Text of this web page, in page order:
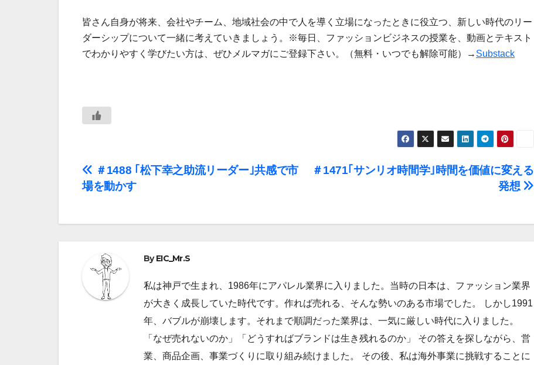
皆さん自身が将来、会社やチーム、地域社会の中で人を導く立場になったときに役立つ、新しい時代のリー
ダーシップについて一緒に考えていきましょう。※毎日、ファッションビジネスの授業を、動画とテキスト
でわかりやすく学びたい方は、ぜひメルマガにご登録下さい。（無料・いつでも解除可能）→ Substack
投
稿
ナ
ゲ
ー
＃1471｢サンリオ時間学｣時間を価値に変える
発想
＃1488 ｢松下幸之助流リーダー｣共感で市
場を動かす
ByEIC_Mr.S
私は神戸で生まれ、1986年にアパレル業界に入りました。当時の日本は、ファッション業界
が大きく成長していた時代です。作れば売れる、そんな勢いのある市場でした。 しかし1991
年、バブルが崩壊します。それまで順調だった業界は、一気に厳しい時代に入りました。
「なぜ売れないのか」「どうすればブランドは生き残れるのか」 その答えを探しながら、営
業、商品企画、事業づくりに取り組み続けました。 その後、私は海外事業に挑戦することに